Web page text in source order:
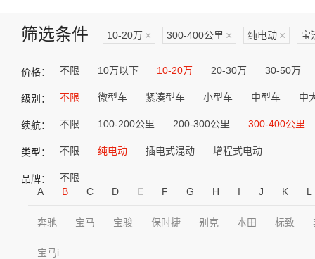
筛选条件 10-20万 × 300-400公里 × 纯电动 × 宝
价格： 不限 10万以下 10-20万 20-30万 30-50万
级别： 不限 微型车 紧凑型车 小型车 中型车 中
续航： 不限 100-200公里 200-300公里 300-400公里
类型： 不限 纯电动 插电式混动 增程式电动
品牌：
不限
A
B C D E F G H I J K L
奔驰 宝马 宝骏 保时捷 别克 本田 标致
宝马i